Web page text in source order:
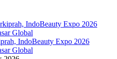
IndoBeauty Expo 2026
Global